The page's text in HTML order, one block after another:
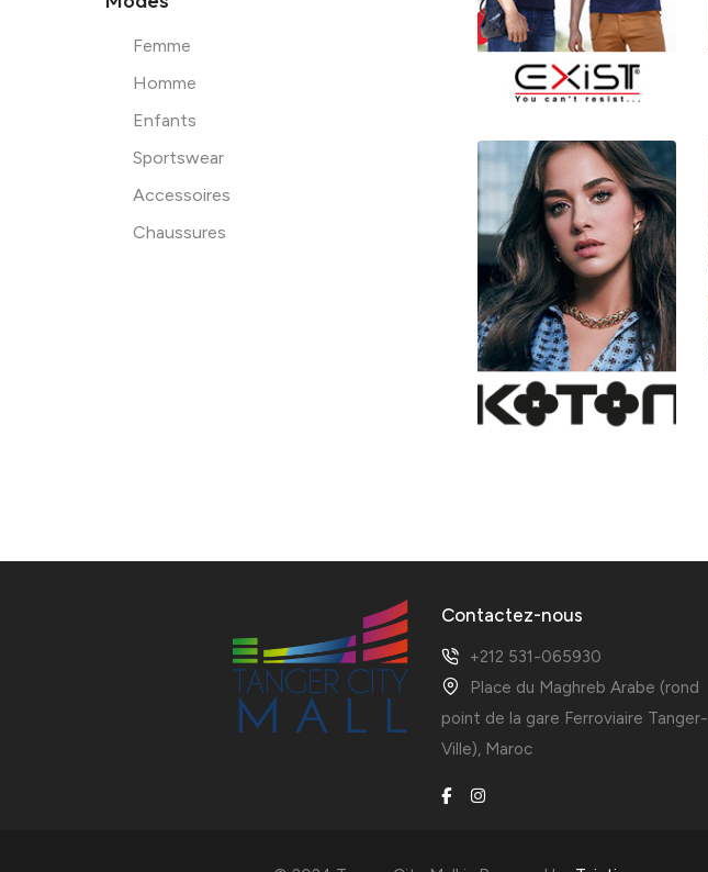
Femme
Homme
Enfants
Sportswear
Accessoires
Chaussures
Contactez-nous
+212 531-065930
Place du Maghreb Arabe (rond
point de la gare Ferroviaire Tanger-
Ville), Maroc